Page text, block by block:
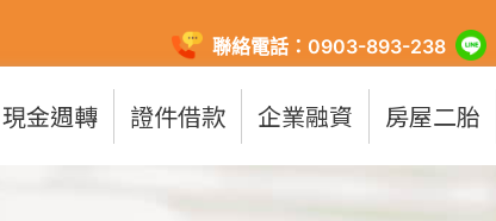
聯絡電話：0903-893-238
現金週轉 證件借款 企業融資 房屋二胎